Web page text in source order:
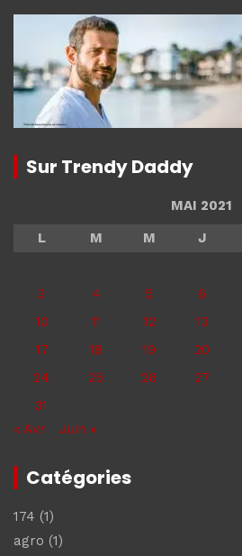
Sur Trendy Daddy
MAI 2021
L
M M J
3
4 5 6
10
11 12 13
17
18 19 20
24
25 26 27
31
« Avr
Juin »
Catégories
174 (1)
agro (1)